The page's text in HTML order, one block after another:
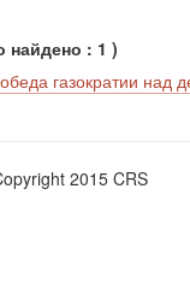
найдено : 1 )
газократии над
2015 CRS